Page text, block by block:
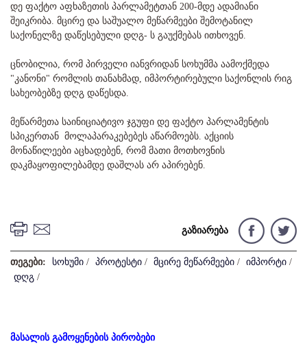
დე ფაქტო აფხაზეთის პარლამეტთან 200-მდე ადამიანი
შეიკრიბა. მცირე და საშუალო მეწარმეები შემოტანილ
საქონელზე დაწესებული დღგ- ს გაუქმებას ითხოვენ.
ცნობილია, რომ პირველი იანვრიდან სოხუმმა აამოქმედა
"კანონი" რომლის თანახმად, იმპორტირებული საქონლის რიგ
სახეობებზე დღგ დაწესდა.
მეწარმეთა საინიციატივო ჯგუფი დე ფაქტო პარლამენტის
სპიკერთან მოლაპარაკებებეს აწარმოებს. აქციის
მონაწილეები აცხადებენ, რომ მათი მოთხოვნის
დაკმაყოფილებამდე დაშლას არ აპირებენ.
გაზიარება
თეგები: სოხუმი / პროტესტი / მცირე მეწარმეები / იმპორტი /
დღგ /
მასალის გამოყენების პირობები